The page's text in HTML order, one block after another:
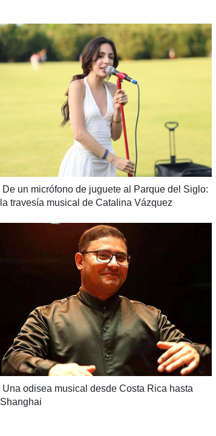
De un micrófono de juguete al Parque del Siglo:
la travesía musical de Catalina Vázquez
Una odisea musical desde Costa Rica hasta
Shanghai